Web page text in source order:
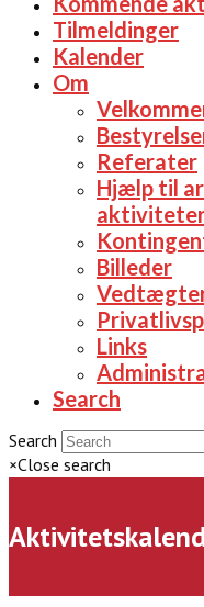
Tilmeldinger
Kalender
Om
Referater
Hjælp til
Billeder
Links
Search
Search
×Close search